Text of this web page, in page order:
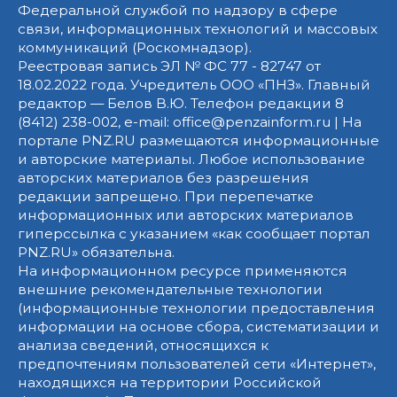
Федеральной службой по надзору в сфере
связи, информационных технологий и массовых
коммуникаций (Роскомнадзор).
Реестровая запись ЭЛ № ФС 77 - 82747 от
18.02.2022 года. Учредитель ООО «ПНЗ». Главный
редактор — Белов В.Ю. Телефон редакции 8
(8412) 238-002, e-mail: office@penzainform.ru | На
портале PNZ.RU размещаются информационные
и авторские материалы. Любое использование
авторских материалов без разрешения
редакции запрещено. При перепечатке
информационных или авторских материалов
гиперссылка с указанием «как сообщает портал
PNZ.RU» обязательна.
На информационном ресурсе применяются
внешние рекомендательные технологии
(информационные технологии предоставления
информации на основе сбора, систематизации и
анализа сведений, относящихся к
предпочтениям пользователей сети «Интернет»,
находящихся на территории Российской